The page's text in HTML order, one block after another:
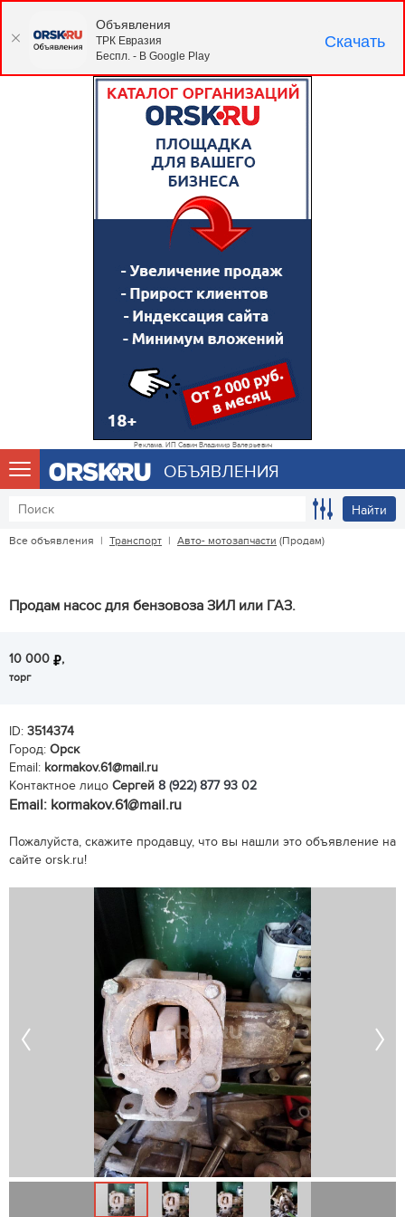
Реклама. ИП Савин Владимир Валерьевич
ОБЪЯВЛЕНИЯ
Найти
Все объявления | Транспорт | Авто- мотозапчасти (Продам)
Продам насос для бензовоза ЗИЛ или ГАЗ.
10 000 ,
торг
ID: 3514374
Город: Орск
Email: kormakov.61@mail.ru
Контактное лицо Сергей 8 (922) 877 93 02
Email: kormakov.61@mail.ru
Пожалуйста, скажите продавцу, что вы нашли это объявление на
сайте orsk.ru!
Объявления
ТРК Евразия
Беспл. - В Google Play
Скачать